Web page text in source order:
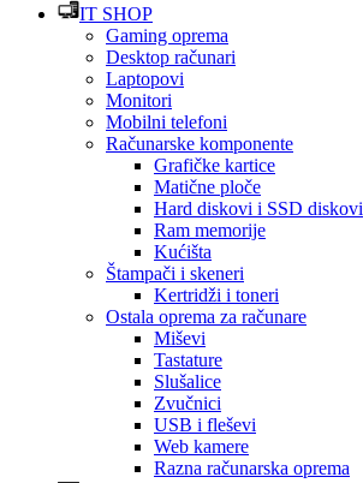
IT SHOP
Gaming oprema
Desktop računari
Laptopovi
Monitori
Mobilni telefoni
Računarske komponente
Grafičke kartice
Matične ploče
Hard diskovi i SSD diskovi
Ram memorije
Kućišta
Štampači i skeneri
Kertridži i toneri
Ostala oprema za računare
Miševi
Tastature
Slušalice
Zvučnici
USB i fleševi
Web kamere
Razna računarska oprema